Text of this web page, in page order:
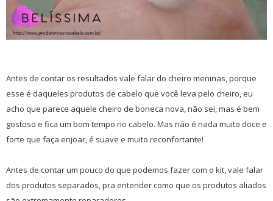
Antes de contar os resultados vale falar do cheiro meninas, porque
esse é daqueles produtos de cabelo que você leva pelo cheiro, eu
acho que parece aquele cheiro de boneca nova, não sei, mas é bem
gostoso e fica um bom tempo no cabelo. Mas não é nada muito doce e
forte que faça enjoar, é suave e muito reconfortante!
Antes de contar um pouco do que podemos fazer com o kit, vale falar
dos produtos separados, pra entender como que os produtos aliados